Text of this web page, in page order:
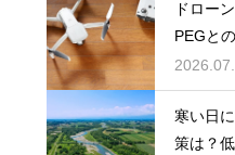
ドロー
PEGと
寒い日
策は？